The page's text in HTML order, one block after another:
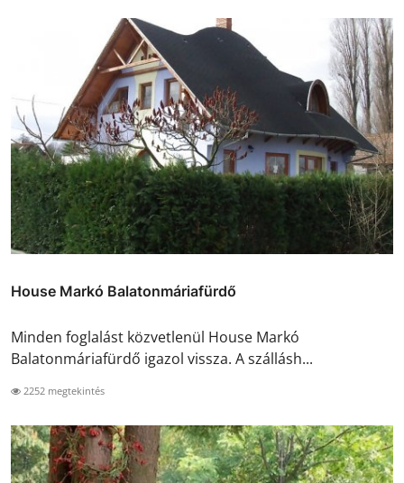
House Markó Balatonmáriafürdő
Minden foglalást közvetlenül House Markó
Balatonmáriafürdő igazol vissza. A szállásh...
2252 megtekintés